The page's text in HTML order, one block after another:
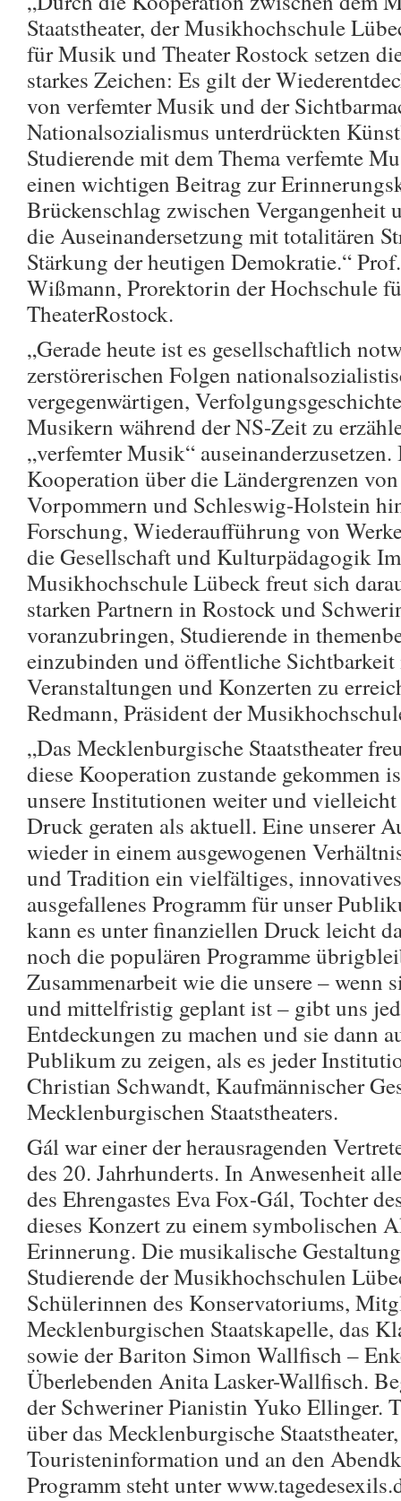
Staatstheater, der Musikhochschule
für Musik und Theater Rostock setzen
starkes Zeichen: Es gilt der
von verfemter Musik und der
Nationalsozialismus unterdrückten
Studierende mit dem Thema verfemte
einen wichtigen Beitrag zur
Brückenschlag zwischen Vergangenheit
die Auseinandersetzung mit totalitären
Stärkung der heutigen Demokratie.“
Wißmann, Prorektorin der Hochschule
TheaterRostock.
„Gerade heute ist es gesellschaftlich
zerstörerischen Folgen
vergegenwärtigen,
Musikern während der NS-Zeit zu
„verfemter Musik“
Kooperation über die Ländergrenzen
Vorpommern und Schleswig-Holstein
Forschung, Wiederaufführung von
die Gesellschaft und Kulturpädagogik
Musikhochschule Lübeck freut sich
starken Partnern in Rostock und
voranzubringen, Studierende in
einzubinden und öffentliche
Veranstaltungen und Konzerten zu
Redmann, Präsident der
„Das Mecklenburgische Staatstheater
diese Kooperation zustande gekommen
unsere Institutionen weiter und vielleicht
Druck geraten als aktuell. Eine unserer
wieder in einem ausgewogenen
und Tradition ein vielfältiges,
ausgefallenes Programm für unser
kann es unter finanziellen Druck leicht
noch die populären Programme
Zusammenarbeit wie die unsere – wenn
und mittelfristig geplant ist – gibt uns
Entdeckungen zu machen und sie dann
Publikum zu zeigen, als es jeder
Christian Schwandt, Kaufmännischer
Mecklenburgischen Staatstheaters.
Gál war einer der herausragenden
des 20. Jahrhunderts. In Anwesenheit
des Ehrengastes Eva Fox-Gál, Tochter
dieses Konzert zu einem symbolischen
Erinnerung. Die musikalische
Studierende der Musikhochschulen
Schülerinnen des Konservatoriums,
Mecklenburgischen Staatskapelle, das
sowie der Bariton Simon Wallfisch –
Überlebenden Anita Lasker-Wallfisch.
der Schweriner Pianistin Yuko Ellinger.
über das Mecklenburgische
Touristeninformation und an den
Programm steht unter